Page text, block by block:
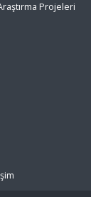
Projeleri